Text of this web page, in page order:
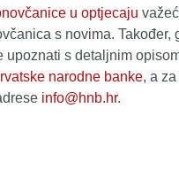
u optjecaju
s novima. Također,
s detaljnim
narodne banke, a
info@hnb.hr.